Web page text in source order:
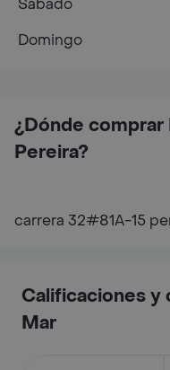
¿Dónde comprar
Pereira?
carrera 32#81A-15
Sábado
Domingo
Calificaciones y
Mar